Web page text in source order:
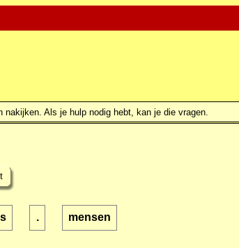
Als je hulp nodig hebt, kan je die vragen.
. mensen